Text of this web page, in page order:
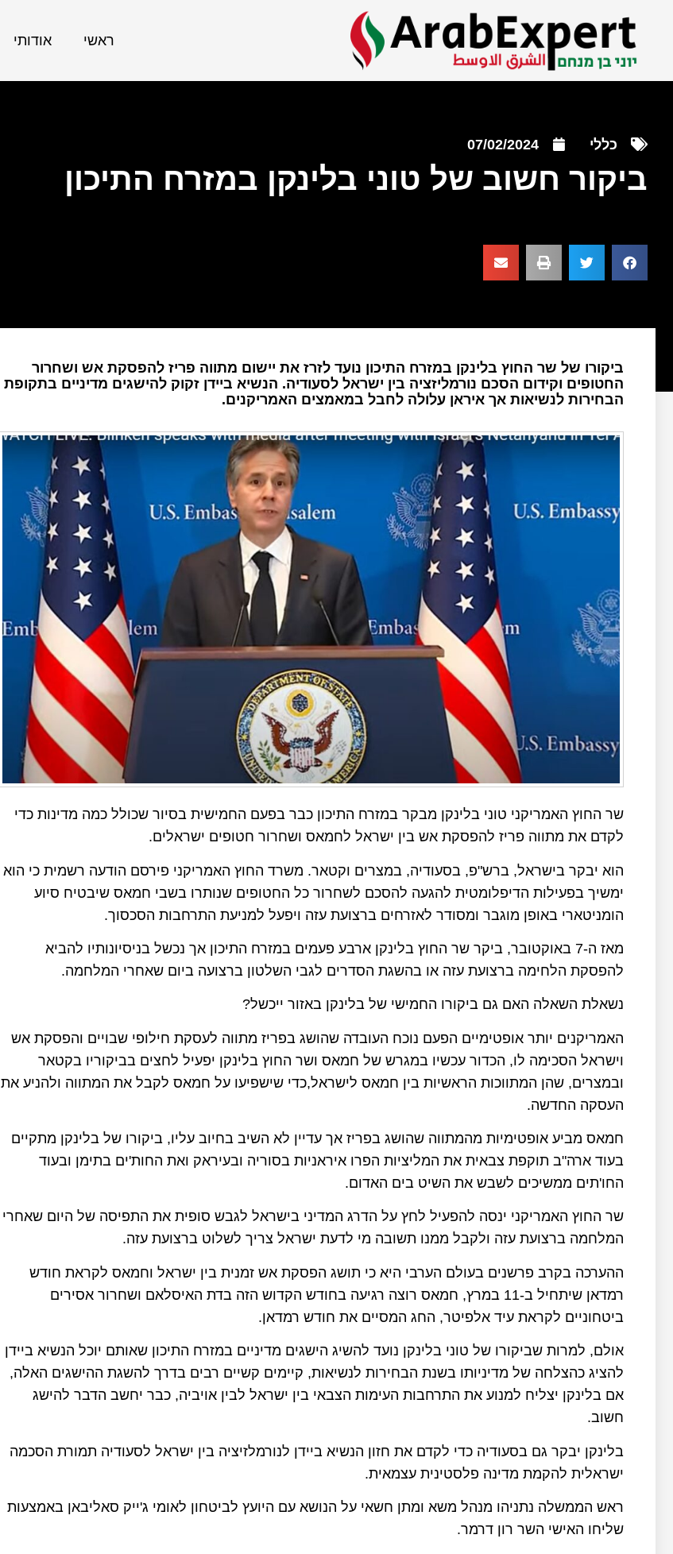
ראשי אודותי
כללי 07/02/2024
ביקור חשוב של טוני בלינקן במזרח התיכון
ביקורו של שר החוץ בלינקן במזרח התיכון נועד לזרז את יישום מתווה פריז להפסקת אש ושחרור
החטופים וקידום הסכם נורמליזציה בין ישראל לסעודיה. הנשיא ביידן זקוק להישגים מדיניים בתקופת
הבחירות לנשיאות אך איראן עלולה לחבל במאמצים האמריקנים.
שר החוץ האמריקני טוני בלינקן מבקר במזרח התיכון כבר בפעם החמישית בסיור שכולל כמה מדינות כדי
לקדם את מתווה פריז להפסקת אש בין ישראל לחמאס ושחרור חטופים ישראלים.
הוא יבקר בישראל, ברש"פ, בסעודיה, במצרים וקטאר. משרד החוץ האמריקני פירסם הודעה רשמית כי הוא
ימשיך בפעילות הדיפלומטית להגעה להסכם לשחרור כל החטופים שנותרו בשבי חמאס שיבטיח סיוע
הומניטארי באופן מוגבר ומסודר לאזרחים ברצועת עזה ויפעל למניעת התרחבות הסכסוך.
מאז ה-7 באוקטובר, ביקר שר החוץ בלינקן ארבע פעמים במזרח התיכון אך נכשל בניסיונותיו להביא
להפסקת הלחימה ברצועת עזה או בהשגת הסדרים לגבי השלטון ברצועה ביום שאחרי המלחמה.
נשאלת השאלה האם גם ביקורו החמישי של בלינקן באזור ייכשל?
האמריקנים יותר אופטימיים הפעם נוכח העובדה שהושג בפריז מתווה לעסקת חילופי שבויים והפסקת אש
וישראל הסכימה לו, הכדור עכשיו במגרש של חמאס ושר החוץ בלינקן יפעיל לחצים בביקוריו בקטאר
ובמצרים, שהן המתווכות הראשיות בין חמאס לישראל,כדי שישפיעו על חמאס לקבל את המתווה ולהניע את
העסקה החדשה.
חמאס מביע אופטימיות מהמתווה שהושג בפריז אך עדיין לא השיב בחיוב עליו, ביקורו של בלינקן מתקיים
בעוד ארה"ב תוקפת צבאית את המליציות הפרו איראניות בסוריה ובעיראק ואת החות'ים בתימן ובעוד
החו'תים ממשיכים לשבש את השיט בים האדום.
שר החוץ האמריקני ינסה להפעיל לחץ על הדרג המדיני בישראל לגבש סופית את התפיסה של היום שאחרי
המלחמה ברצועת עזה ולקבל ממנו תשובה מי לדעת ישראל צריך לשלוט ברצועת עזה.
ההערכה בקרב פרשנים בעולם הערבי היא כי תושג הפסקת אש זמנית בין ישראל וחמאס לקראת חודש
רמדאן שיתחיל ב-11 במרץ, חמאס רוצה רגיעה בחודש הקדוש הזה בדת האיסלאם ושחרור אסירים
ביטחוניים לקראת עיד אלפיטר, החג המסיים את חודש רמדאן.
אולם, למרות שביקורו של טוני בלינקן נועד להשיג הישגים מדיניים במזרח התיכון שאותם יוכל הנשיא ביידן
להציג כהצלחה של מדיניותו בשנת הבחירות לנשיאות, קיימים קשיים רבים בדרך להשגת ההישגים האלה,
אם בלינקן יצליח למנוע את התרחבות העימות הצבאי בין ישראל לבין אויביה, כבר יחשב הדבר להישג
חשוב.
בלינקן יבקר גם בסעודיה כדי לקדם את חזון הנשיא ביידן לנורמלזיציה בין ישראל לסעודיה תמורת הסכמה
ישראלית להקמת מדינה פלסטינית עצמאית.
ראש הממשלה נתניהו מנהל משא ומתן חשאי על הנושא עם היועץ לביטחון לאומי ג'ייק סאליבאן באמצעות
שליחו האישי השר רון דרמר.